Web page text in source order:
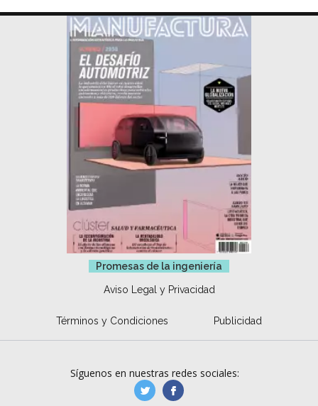
Promesas de la ingeniería
Aviso Legal y Privacidad
Términos y Condiciones Publicidad
Síguenos en nuestras redes sociales:
manufacturaGE